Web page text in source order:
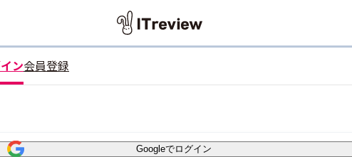
ン会員登録
Googleでログイン